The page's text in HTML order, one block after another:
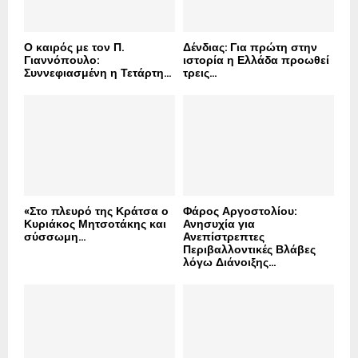
Ο καιρός με τον Π.
Γιαννόπουλο:
Συννεφιασμένη η Τετάρτη...
Δένδιας: Για πρώτη στην
ιστορία η Ελλάδα προωθεί
τρεις...
«Στο πλευρό της Κράτσα ο
Κυριάκος Μητσοτάκης και
σύσσωμη...
Φάρος Αργοστολίου:
Ανησυχία για
Ανεπίστρεπτες
Περιβαλλοντικές Βλάβες
λόγω Διάνοιξης...